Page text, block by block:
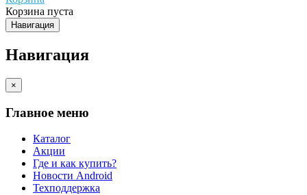
Корзина пуста
Навигация
Навигация
×
Главное меню
Каталог
Акции
Где и как купить?
Новости Android
Техподдержка